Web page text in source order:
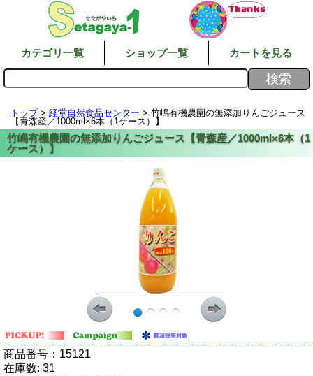
カテゴリ一覧 ショップ一覧 カートを見る
トップ> 経堂自然食品センター > 竹嶋有機農園の無添加りんごジュース
【青森産／1000ml×6本（1ケース）】
商品番号： 15121
在庫数: 31